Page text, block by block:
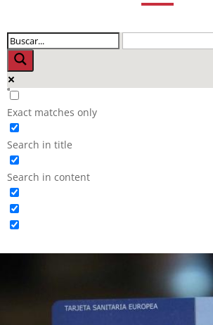
Exact matches only
Search in title
Search in content